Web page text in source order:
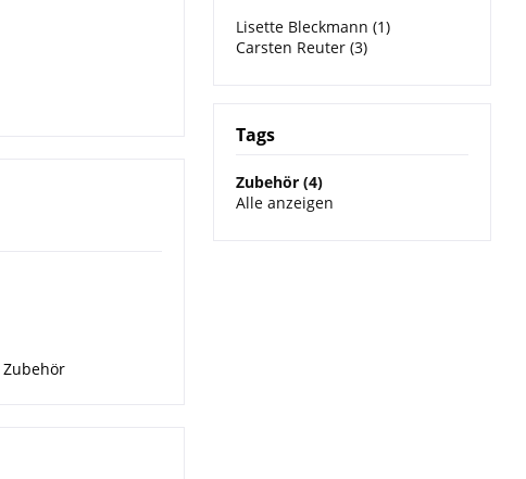
Lisette Bleckmann (1)
Carsten Reuter (3)
Tags
Zubehör (4)
Alle anzeigen
Zubehör